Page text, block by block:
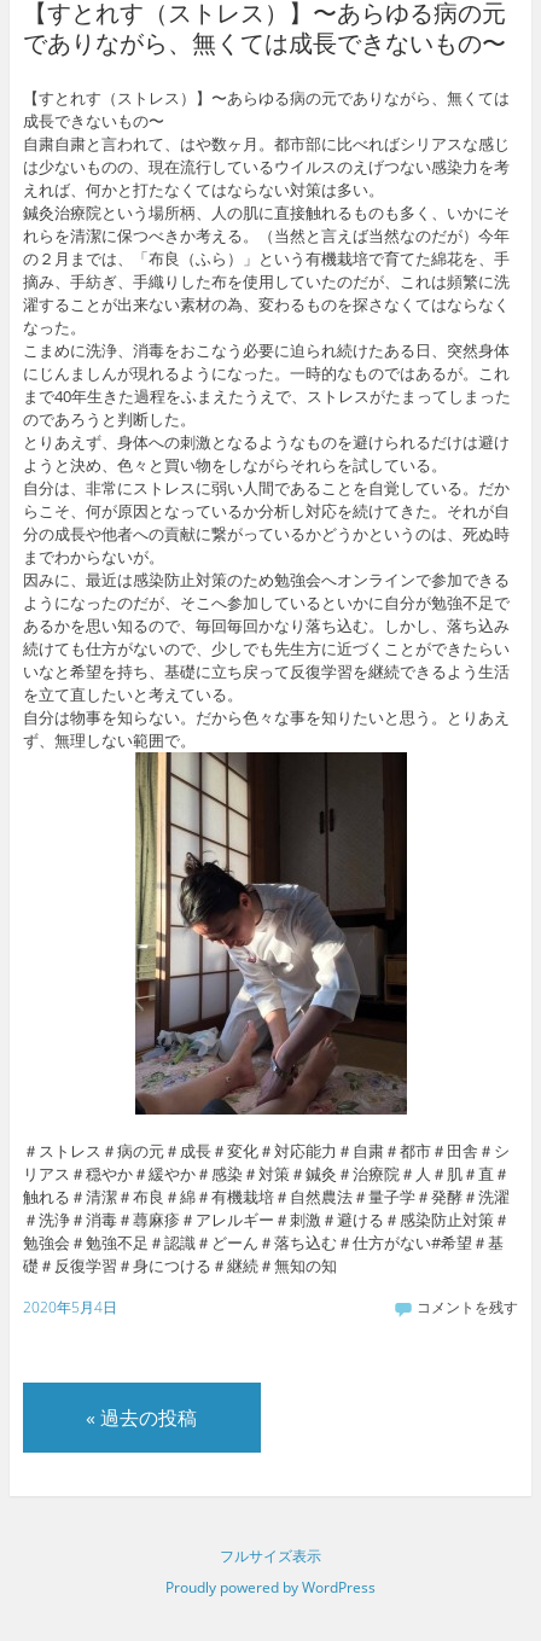
【すとれす（ストレス）】〜あらゆる病の元
でありながら、無くては成長できないもの〜
【すとれす（ストレス）】〜あらゆる病の元でありながら、無くては
成長できないもの〜
自粛自粛と言われて、はや数ヶ月。都市部に比べればシリアスな感じ
は少ないものの、現在流行しているウイルスのえげつない感染力を考
えれば、何かと打たなくてはならない対策は多い。
鍼灸治療院という場所柄、人の肌に直接触れるものも多く、いかにそ
れらを清潔に保つべきか考える。（当然と言えば当然なのだが）今年
の２月までは、「布良（ふら）」という有機栽培で育てた綿花を、手
摘み、手紡ぎ、手織りした布を使用していたのだが、これは頻繁に洗
濯することが出来ない素材の為、変わるものを探さなくてはならなく
なった。
こまめに洗浄、消毒をおこなう必要に迫られ続けたある日、突然身体
にじんましんが現れるようになった。一時的なものではあるが。これ
まで40年生きた過程をふまえたうえで、ストレスがたまってしまった
のであろうと判断した。
とりあえず、身体への刺激となるようなものを避けられるだけは避け
ようと決め、色々と買い物をしながらそれらを試している。
自分は、非常にストレスに弱い人間であることを自覚している。だか
らこそ、何が原因となっているか分析し対応を続けてきた。それが自
分の成長や他者への貢献に繋がっているかどうかというのは、死ぬ時
までわからないが。
因みに、最近は感染防止対策のため勉強会へオンラインで参加できる
ようになったのだが、そこへ参加しているといかに自分が勉強不足で
あるかを思い知るので、毎回毎回かなり落ち込む。しかし、落ち込み
続けても仕方がないので、少しでも先生方に近づくことができたらい
いなと希望を持ち、基礎に立ち戻って反復学習を継続できるよう生活
を立て直したいと考えている。
自分は物事を知らない。だから色々な事を知りたいと思う。とりあえ
ず、無理しない範囲で。
＃ストレス＃病の元＃成長＃変化＃対応能力＃自粛＃都市＃田舎＃シ
リアス＃穏やか＃緩やか＃感染＃対策＃鍼灸＃治療院＃人＃肌＃直＃
触れる＃清潔＃布良＃綿＃有機栽培＃自然農法＃量子学＃発酵＃洗濯
＃洗浄＃消毒＃蕁麻疹＃アレルギー＃刺激＃避ける＃感染防止対策＃
勉強会＃勉強不足＃認識＃どーん＃落ち込む＃仕方がない#希望＃基
礎＃反復学習＃身につける＃継続＃無知の知
2020年5月4日 コメントを残す
« 過去の投稿
フルサイズ表示
Proudly powered by WordPress